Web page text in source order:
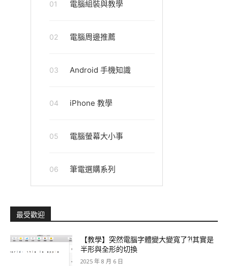
01 電腦組裝與教學
02 電腦周邊推薦
03 Android 手機知識
04 iPhone 教學
05 電腦螢幕大小事
06 筆電選購系列
最受歡迎
【教學】突然電腦字體變大變寬了?!其實是
半形與全形的切換
2025 年 8 月 6 日